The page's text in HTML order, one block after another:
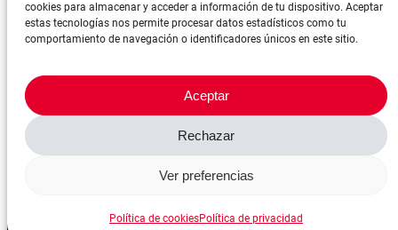
cookies para almacenar y acceder a información de tu dispositivo. Aceptar
estas tecnologías nos permite procesar datos estadísticos como tu
comportamiento de navegación o identificadores únicos en este sitio.
Aceptar
Rechazar
Ver preferencias
Política de cookiesPolítica de privacidad
©FeSMCUGT 2024